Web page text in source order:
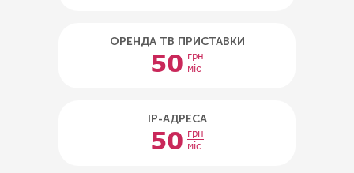
ОРЕНДА ТВ ПРИСТАВКИ
50 грн
міс
IP-АДРЕСА
50 грн
міс